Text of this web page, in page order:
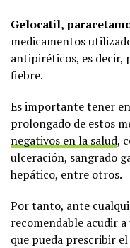
Gelocatil,
medicamentos
antipiréticos, es decir,
fiebre.
Es importante tener
prolongado de estos
negativos en la salud,
ulceración, sangrado
hepático, entre otros.
Por tanto, ante
recomendable acudir
que pueda prescribir